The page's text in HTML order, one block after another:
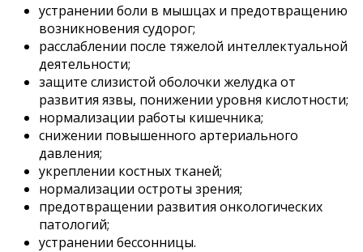
устранении боли в мышцах и предотвращению
возникновения судорог;
расслаблении после тяжелой интеллектуальной
деятельности;
защите слизистой оболочки желудка от
развития язвы, понижении уровня кислотности;
нормализации работы кишечника;
снижении повышенного артериального
давления;
укреплении костных тканей;
нормализации остроты зрения;
предотвращении развития онкологических
патологий;
устранении бессонницы.